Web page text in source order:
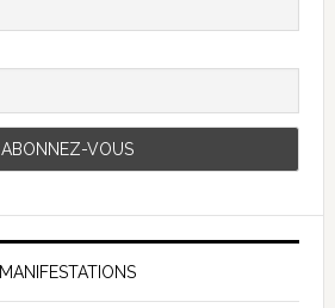
MANIFESTATIONS